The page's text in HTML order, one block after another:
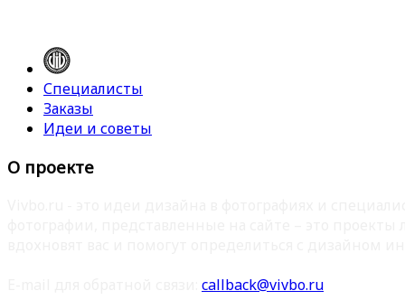
Специалисты
Заказы
Идеи и советы
О проекте
callback@vivbo.ru